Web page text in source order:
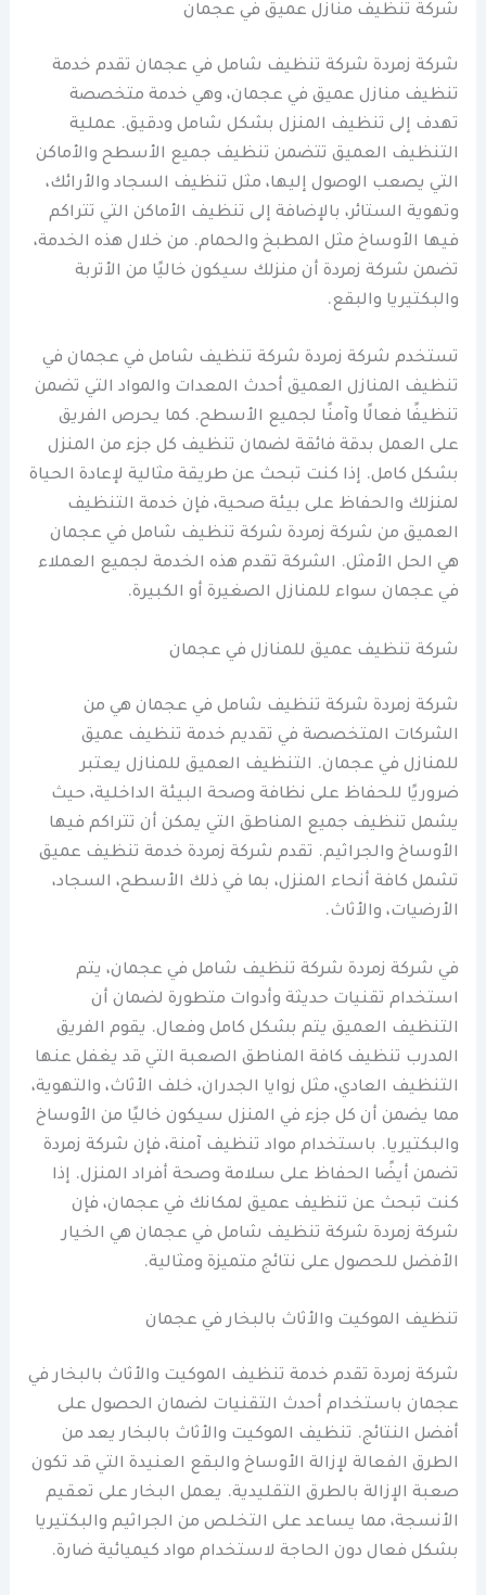
شركة تنظيف منازل عميق في عجمان
شركة زمردة شركة تنظيف شامل في عجمان تقدم خدمة
تنظيف منازل عميق في عجمان، وهي خدمة متخصصة
تهدف إلى تنظيف المنزل بشكل شامل ودقيق. عملية
التنظيف العميق تتضمن تنظيف جميع الأسطح والأماكن
التي يصعب الوصول إليها، مثل تنظيف السجاد والأرائك،
وتهوية الستائر، بالإضافة إلى تنظيف الأماكن التي تتراكم
فيها الأوساخ مثل المطبخ والحمام. من خلال هذه الخدمة،
تضمن شركة زمردة أن منزلك سيكون خاليًا من الأتربة
والبكتيريا والبقع.
تستخدم شركة زمردة شركة تنظيف شامل في عجمان في
تنظيف المنازل العميق أحدث المعدات والمواد التي تضمن
تنظيفًا فعالًا وآمنًا لجميع الأسطح. كما يحرص الفريق
على العمل بدقة فائقة لضمان تنظيف كل جزء من المنزل
بشكل كامل. إذا كنت تبحث عن طريقة مثالية لإعادة الحياة
لمنزلك والحفاظ على بيئة صحية، فإن خدمة التنظيف
العميق من شركة زمردة شركة تنظيف شامل في عجمان
هي الحل الأمثل. الشركة تقدم هذه الخدمة لجميع العملاء
في عجمان سواء للمنازل الصغيرة أو الكبيرة.
شركة تنظيف عميق للمنازل في عجمان
شركة زمردة شركة تنظيف شامل في عجمان هي من
الشركات المتخصصة في تقديم خدمة تنظيف عميق
للمنازل في عجمان. التنظيف العميق للمنازل يعتبر
ضروريًا للحفاظ على نظافة وصحة البيئة الداخلية، حيث
يشمل تنظيف جميع المناطق التي يمكن أن تتراكم فيها
الأوساخ والجراثيم. تقدم شركة زمردة خدمة تنظيف عميق
تشمل كافة أنحاء المنزل، بما في ذلك الأسطح، السجاد،
الأرضيات، والأثاث.
في شركة زمردة شركة تنظيف شامل في عجمان، يتم
استخدام تقنيات حديثة وأدوات متطورة لضمان أن
التنظيف العميق يتم بشكل كامل وفعال. يقوم الفريق
المدرب تنظيف كافة المناطق الصعبة التي قد يغفل عنها
التنظيف العادي، مثل زوايا الجدران، خلف الأثاث، والتهوية،
مما يضمن أن كل جزء في المنزل سيكون خاليًا من الأوساخ
والبكتيريا. باستخدام مواد تنظيف آمنة، فإن شركة زمردة
تضمن أيضًا الحفاظ على سلامة وصحة أفراد المنزل. إذا
كنت تبحث عن تنظيف عميق لمكانك في عجمان، فإن
شركة زمردة شركة تنظيف شامل في عجمان هي الخيار
الأفضل للحصول على نتائج متميزة ومثالية.
تنظيف الموكيت والأثاث بالبخار في عجمان
شركة زمردة تقدم خدمة تنظيف الموكيت والأثاث بالبخار في
عجمان باستخدام أحدث التقنيات لضمان الحصول على
أفضل النتائج. تنظيف الموكيت والأثاث بالبخار يعد من
الطرق الفعالة لإزالة الأوساخ والبقع العنيدة التي قد تكون
صعبة الإزالة بالطرق التقليدية. يعمل البخار على تعقيم
الأنسجة، مما يساعد على التخلص من الجراثيم والبكتيريا
بشكل فعال دون الحاجة لاستخدام مواد كيميائية ضارة.